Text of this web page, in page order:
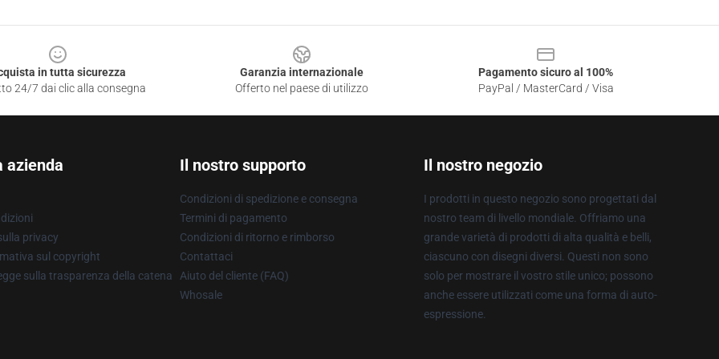
in tutta sicurezza
24/7 dai clic alla consegna
Garanzia internazionale
Offerto nel paese di utilizzo
Pagamento sicuro al 100%
PayPal / MasterCard / Visa
azienda
privacy
sul copyright
sulla trasparenza della catena
Il nostro supporto
Condizioni di spedizione e consegna
Termini di pagamento
Condizioni di ritorno e rimborso
Contattaci
Aiuto del cliente (FAQ)
Whosale
Il nostro negozio
I prodotti in questo negozio sono progettati dal
nostro team di livello mondiale. Offriamo una
grande varietà di prodotti di alta qualità e belli,
ciascuno con disegni diversi. Questi non sono
solo per mostrare il vostro stile unico; possono
anche essere utilizzati come una forma di auto-
espressione.